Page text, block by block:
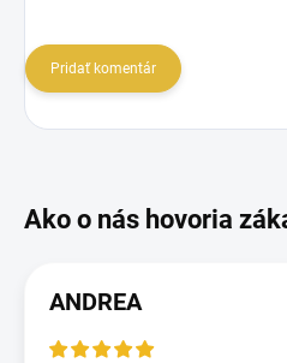
Pridať komentár
ANDREA